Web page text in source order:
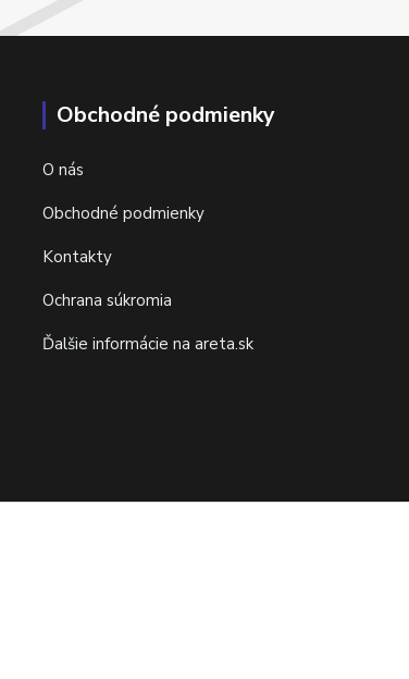
Obchodné podmienky
O nás
Obchodné podmienky
Kontakty
Ochrana súkromia
Ďalšie informácie na areta.sk